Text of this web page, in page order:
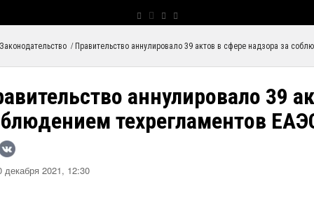
Законодательство / Правительство аннулировало 39 актов в сфере надзора за
аннулировало 39
техрегламентов
декабря 2021, 12:30